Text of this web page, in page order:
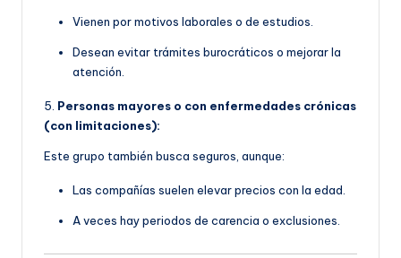
Vienen por motivos laborales o de estudios.
Desean evitar trámites burocráticos o mejorar la
atención.
5. Personas mayores o con enfermedades crónicas
(con limitaciones):
Este grupo también busca seguros, aunque:
Las compañías suelen elevar precios con la edad.
A veces hay periodos de carencia o exclusiones.